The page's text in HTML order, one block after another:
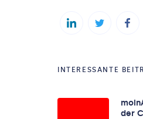
INTERESSANTE
der